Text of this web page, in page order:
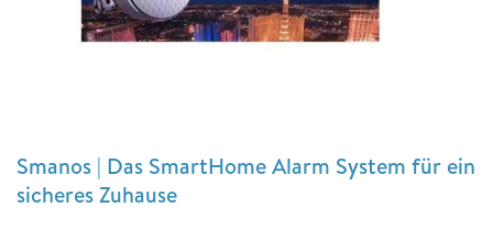
Smanos | Das SmartHome Alarm System für ein
sicheres Zuhause